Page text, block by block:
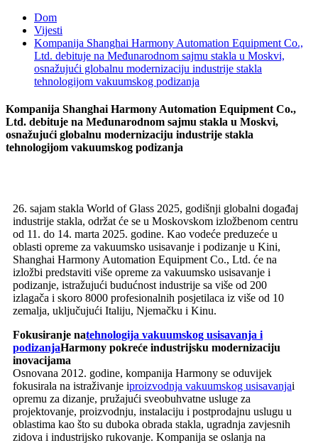
Dom
Vijesti
Kompanija Shanghai Harmony Automation Equipment Co.,
Ltd. debituje na Međunarodnom sajmu stakla u Moskvi,
osnažujući globalnu modernizaciju industrije stakla
tehnologijom vakuumskog podizanja
Kompanija Shanghai Harmony Automation Equipment Co.,
Ltd. debituje na Međunarodnom sajmu stakla u Moskvi,
osnažujući globalnu modernizaciju industrije stakla
tehnologijom vakuumskog podizanja
26. sajam stakla World of Glass 2025, godišnji globalni događaj
industrije stakla, održat će se u Moskovskom izložbenom centru
od 11. do 14. marta 2025. godine. Kao vodeće preduzeće u
oblasti opreme za vakuumsko usisavanje i podizanje u Kini,
Shanghai Harmony Automation Equipment Co., Ltd. će na
izložbi predstaviti više opreme za vakuumsko usisavanje i
podizanje, istražujući budućnost industrije sa više od 200
izlagača i skoro 8000 profesionalnih posjetilaca iz više od 10
zemalja, uključujući Italiju, Njemačku i Kinu.
Fokusiranje natehnologija vakuumskog usisavanja i
podizanjaHarmony pokreće industrijsku modernizaciju
inovacijama
Osnovana 2012. godine, kompanija Harmony se oduvijek
fokusirala na istraživanje iproizvodnja vakuumskog usisavanjai
opremu za dizanje, pružajući sveobuhvatne usluge za
projektovanje, proizvodnju, instalaciju i postprodajnu uslugu u
oblastima kao što su duboka obrada stakla, ugradnja zavjesnih
zidova i industrijsko rukovanje. Kompanija se oslanja na